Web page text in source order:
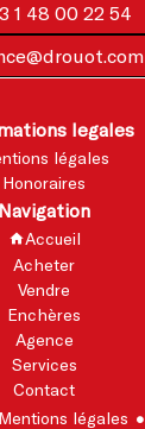
1 48 00 22 54
legales
légales
Honoraires
Navigation
Accueil
Acheter
Vendre
Enchères
Agence
Services
Contact
Mentions légales